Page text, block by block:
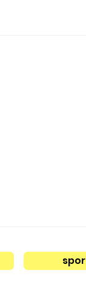
spor